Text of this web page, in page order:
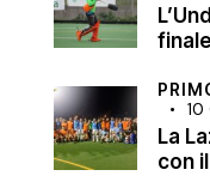
finale
La
con